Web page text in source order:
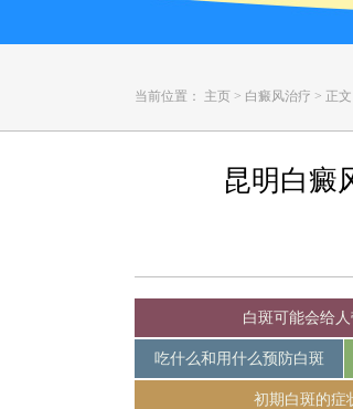
当前位置： 主页 > 白癜风治疗 > 正文
昆明白癜
白斑可能会给
吃什么和用什么预防白斑
初期白斑的症